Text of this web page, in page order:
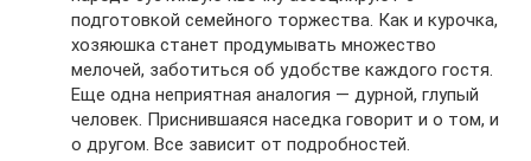
подготовкой семейного торжества. Как и курочка,
хозяюшка станет продумывать множество
мелочей, заботиться об удобстве каждого гостя.
Еще одна неприятная аналогия — дурной, глупый
человек. Приснившаяся наседка говорит и о том, и
о другом. Все зависит от подробностей.